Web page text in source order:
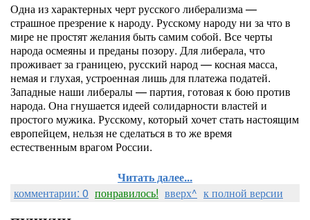
Одна из характерных черт русского либерализма —
страшное презрение к народу. Рус­скому народу ни за что в
мире не простят желания быть самим собой. Все черты
народа осмеяны и преданы позору. Для либерала, что
проживает за границею, русский народ — косная масса,
немая и глухая, устроенная лишь для платежа податей.
Западные наши либералы — партия, готовая к бою против
народа. Она гнушается идеей солидарности властей и
простого мужика. Русскому, который хочет стать настоящим
европейцем, нельзя не сделаться в то же время
естественным врагом России.
Читать далее...
комментарии: 0 понравилось! вверх^ к полной версии